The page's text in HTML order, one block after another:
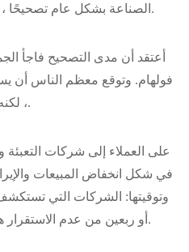
الصناعة بشكل عام تصحيحًا ، ولكن تبين أنه أكبر من المتوقع.
أعتقد أن مدى التصحيح فاجأ
، لكنه استمر فعليًا من 4 إلى 6 أشهر.
في شكل انخفاض المبيعات
وتوقيتها: الشركات التي
أو ربعين من عدم الاستقرار هو أحدث رقم مالي في دفاترها.